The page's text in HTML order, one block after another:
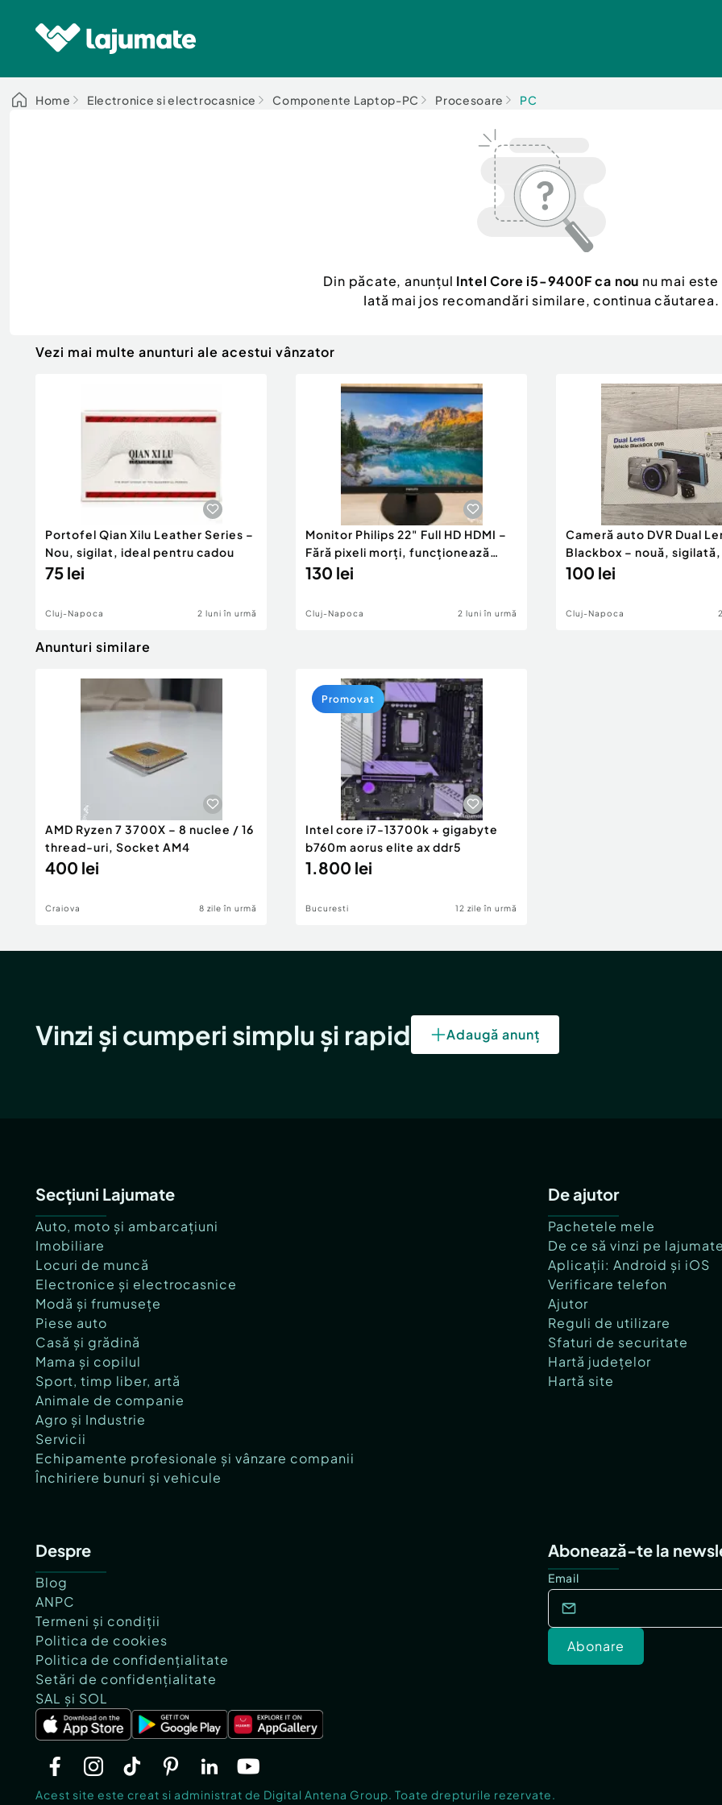
Home Electronice si electrocasnice Componente Laptop-PC Procesoare PC
Din păcate, anunțul Intel Core i5-9400F ca nou nu mai
Iată mai jos recomandări similare, continua căutarea.
Vezi mai multe anunturi ale acestui vânzator
Portofel Qian Xilu Leather Series –
Nou, sigilat, ideal pentru cadou
75 lei
Cluj-Napoca 2 luni în urmă
Monitor Philips 22" Full HD HDMI –
Fără pixeli morți, funcționează
perfect
130 lei
Cluj-Napoca 2 luni în urmă
Cameră auto DVR Dual
Blackbox – nouă,
100 lei
Cluj-Napoca
Anunturi similare
AMD Ryzen 7 3700X – 8 nuclee / 16
thread-uri, Socket AM4
400 lei
Craiova 8 zile în urmă
Intel core i7-13700k + gigabyte
b760m aorus elite ax ddr5
1.800 lei
Bucuresti 12 zile în urmă
Promovat
Vinzi și cumperi simplu și rapid Adaugă anunț
Secțiuni Lajumate
Auto, moto și ambarcațiuni
Imobiliare
Locuri de muncă
Electronice și electrocasnice
Modă și frumusețe
Piese auto
Casă și grădină
Mama și copilul
Sport, timp liber, artă
Animale de companie
Agro și Industrie
Servicii
Echipamente profesionale și vânzare companii
Închiriere bunuri și vehicule
De ajutor
Pachetele mele
De ce să vinzi pe
Aplicații: Android și iOS
Verificare telefon
Ajutor
Reguli de utilizare
Sfaturi de securitate
Hartă județelor
Hartă site
Despre
Blog
ANPC
Termeni și condiții
Politica de cookies
Politica de confidențialitate
Setări de confidențialitate
SAL și SOL
Abonează-te la
Email
Abonare
Acest site este creat si administrat de Digital Antena Group. Toate drepturile rezervate.